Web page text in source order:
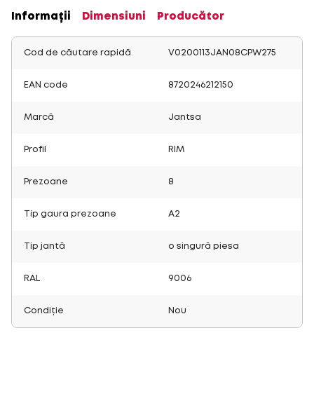
Informații Dimensiuni Producător
Cod de căutare rapidă V0200113JAN08CPW275
EAN code 8720246212150
Marcă Jantsa
Profil RIM
Prezoane 8
Tip gaura prezoane A2
Tip jantă o singură piesa
RAL 9006
Condiție Nou